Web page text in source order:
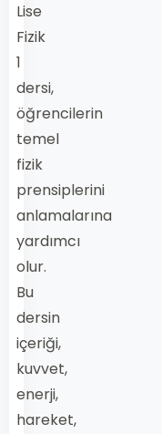
Lise
Fizik
1
dersi,
öğrencilerin
temel
fizik
prensiplerini
anlamalarına
yardımcı
olur.
Bu
dersin
içeriği,
kuvvet,
enerji,
hareket,